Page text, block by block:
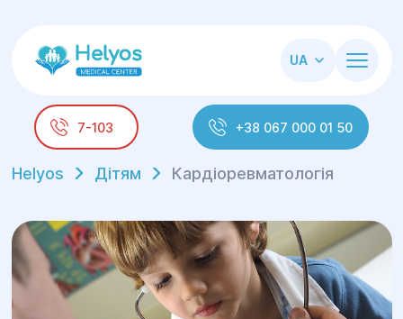
UA
7-103 +38 067 000 01 50
Helyos Дітям Кардіоревматологія